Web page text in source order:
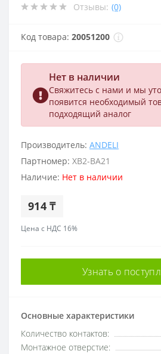
Отзывы: (0)
Код товара: 20051200
Нет в наличии
Свяжитесь с нами и мы
появится необходимый
подходящий аналог
Производитель: ANDELI
Партномер: ХВ2-ВА21
Наличие: Нет в наличии
914 ₸
Цена с НДС 16%
Узнать о
Основные характеристики
Количество контактов:
Монтажное отверстие: